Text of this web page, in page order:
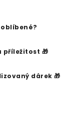
příležitost 🎁
dárek 🎁